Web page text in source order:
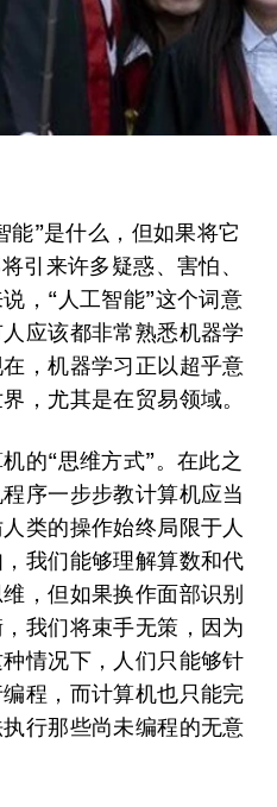
能”是什么，但如果将它
引来许多疑惑、害怕、
，“人工智能”这个词意
应该都非常熟悉机器学
，机器学习正以超乎意
，尤其是在贸易领域。
的“思维方式”。在此之
序一步步教计算机应当
类的操作始终局限于人
我们能够理解算数和代
，但如果换作面部识别
我们将束手无策，因为
情况下，人们只能够针
程，而计算机也只能完
行那些尚未编程的无意